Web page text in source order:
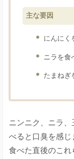
主な要因
にんにく
ニラを食
たまねぎ
ニンニク、ニラ
べると口臭を感じ
食べた直後のこ